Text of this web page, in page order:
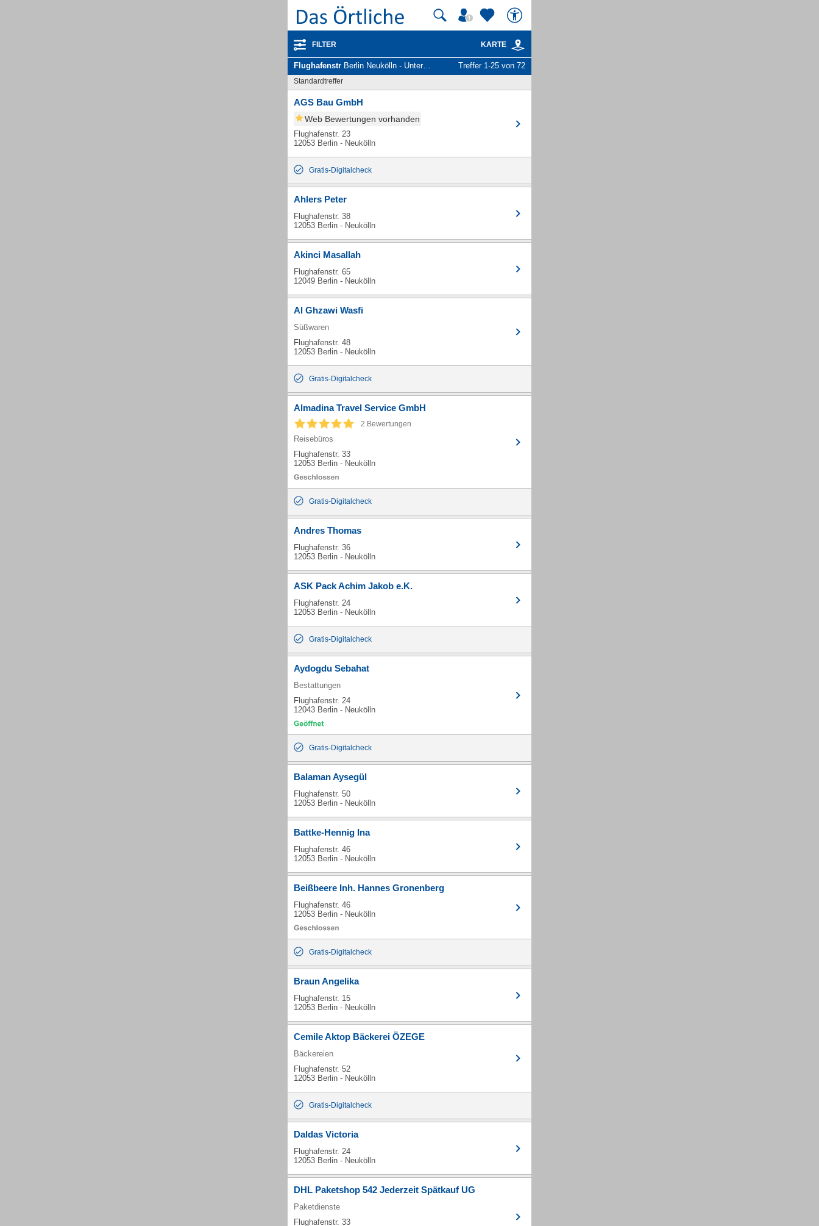
FILTER KARTE
Flughafenstr Berlin Neukölln - Unternehmen und Personen Treffer 1-25 von 72
Standardtreffer
AGS Bau GmbH
Web Bewertungen vorhanden
Flughafenstr. 23
12053 Berlin - Neukölln
Gratis-Digitalcheck
Ahlers Peter
Flughafenstr. 38
12053 Berlin - Neukölln
Akinci Masallah
Flughafenstr. 65
12049 Berlin - Neukölln
Al Ghzawi Wasfi
Süßwaren
Flughafenstr. 48
12053 Berlin - Neukölln
Gratis-Digitalcheck
Almadina Travel Service GmbH
2 Bewertungen
Reisebüros
Flughafenstr. 33
12053 Berlin - Neukölln
Gratis-Digitalcheck
Andres Thomas
Flughafenstr. 36
12053 Berlin - Neukölln
ASK Pack Achim Jakob e.K.
Flughafenstr. 24
12053 Berlin - Neukölln
Gratis-Digitalcheck
Aydogdu Sebahat
Bestattungen
Flughafenstr. 24
12043 Berlin - Neukölln
Gratis-Digitalcheck
Balaman Aysegül
Flughafenstr. 50
12053 Berlin - Neukölln
Battke-Hennig Ina
Flughafenstr. 46
12053 Berlin - Neukölln
Beißbeere Inh. Hannes Gronenberg
Flughafenstr. 46
12053 Berlin - Neukölln
Gratis-Digitalcheck
Braun Angelika
Flughafenstr. 15
12053 Berlin - Neukölln
Cemile Aktop Bäckerei ÖZEGE
Bäckereien
Flughafenstr. 52
12053 Berlin - Neukölln
Gratis-Digitalcheck
Daldas Victoria
Flughafenstr. 24
12053 Berlin - Neukölln
DHL Paketshop 542 Jederzeit Spätkauf UG
Paketdienste
Flughafenstr. 33